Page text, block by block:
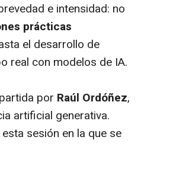
e intensidad: no
prácticas
el desarrollo de
real con modelos de IA.
por Raúl Ordóñez,
artificial generativa.
esta sesión en la que se